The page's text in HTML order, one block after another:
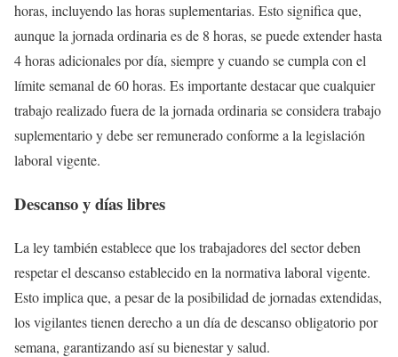
horas, incluyendo las horas suplementarias. Esto significa que,
aunque la jornada ordinaria es de 8 horas, se puede extender hasta
4 horas adicionales por día, siempre y cuando se cumpla con el
límite semanal de 60 horas. Es importante destacar que cualquier
trabajo realizado fuera de la jornada ordinaria se considera trabajo
suplementario y debe ser remunerado conforme a la legislación
laboral vigente.
Descanso y días libres
La ley también establece que los trabajadores del sector deben
respetar el descanso establecido en la normativa laboral vigente.
Esto implica que, a pesar de la posibilidad de jornadas extendidas,
los vigilantes tienen derecho a un día de descanso obligatorio por
semana, garantizando así su bienestar y salud.